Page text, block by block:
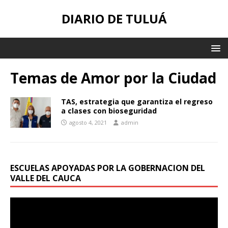
DIARIO DE TULUÁ
Temas de Amor por la Ciudad
TAS, estrategia que garantiza el regreso
a clases con bioseguridad
agosto 4, 2021 admin
ESCUELAS APOYADAS POR LA GOBERNACION DEL
VALLE DEL CAUCA